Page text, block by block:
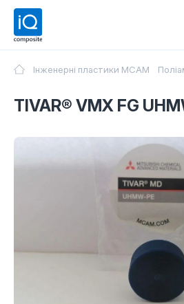
Інженерні пластики MCAM
TIVAR® VMX FG